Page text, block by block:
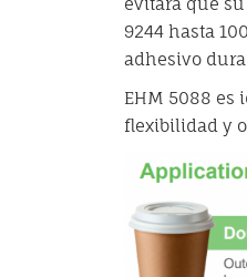
9244 hasta
adhesivo
EHM 5088 es
flexibilidad y